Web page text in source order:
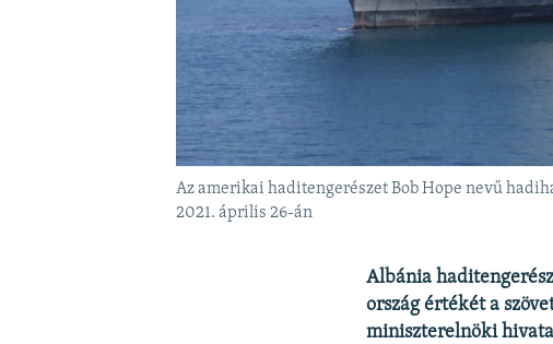
Az amerikai haditengerészet Bob Hope nevű
2021. április 26-án
Albánia
ország értékét a
miniszterelnöki